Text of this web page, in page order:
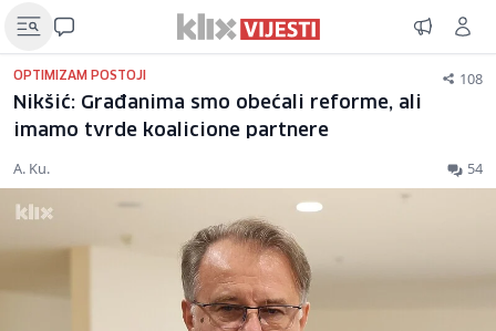
OPTIMIZAM POSTOJI 108
Nikšić: Građanima smo obećali reforme, ali
imamo tvrde koalicione partnere
A. Ku. 54